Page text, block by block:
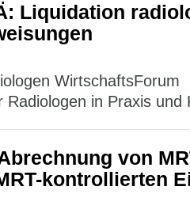
Liquidation
WirtschaftsForum
in Praxis und
von
kontrollierten